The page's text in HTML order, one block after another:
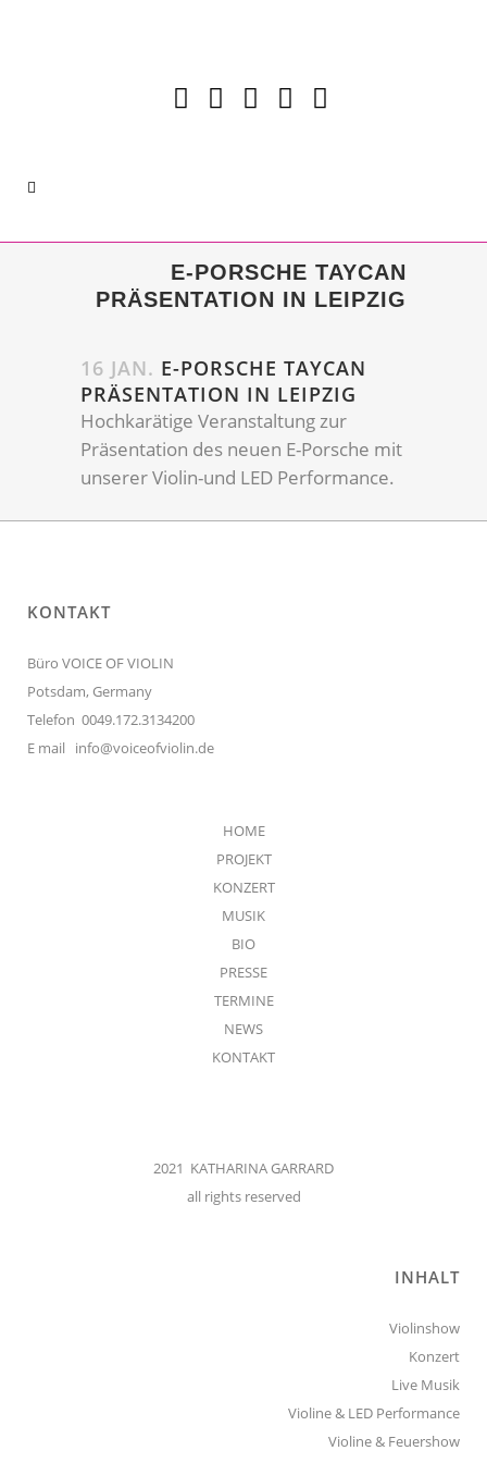
E-PORSCHE TAYCAN
PRÄSENTATION IN LEIPZIG
16 JAN. E-PORSCHE TAYCAN
PRÄSENTATION IN LEIPZIG
Hochkarätige Veranstaltung zur
Präsentation des neuen E-Porsche mit
unserer Violin-und LED Performance.
KONTAKT
Büro VOICE OF VIOLIN
Potsdam, Germany
Telefon 0049.172.3134200
E mail info@voiceofviolin.de
HOME
PROJEKT
KONZERT
MUSIK
BIO
PRESSE
TERMINE
NEWS
KONTAKT
2021 KATHARINA GARRARD
all rights reserved
INHALT
Violinshow
Konzert
Live Musik
Violine & LED Performance
Violine & Feuershow